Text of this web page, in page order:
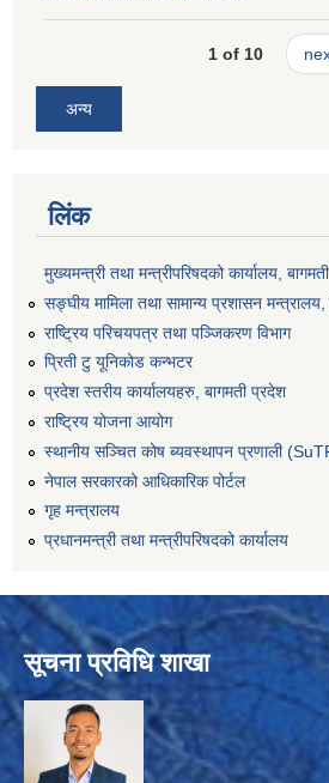
1 of 10
अन्य
लिंक
मुख्यमन्त्री तथा मन्त्रीपरिषदको कार्यालय,
सङ्‍घीय मामिला तथा सामान्य प्रशासन मन्त्रालय,
राष्ट्रिय परिचयपत्र तथा पञ्जिकरण विभाग
प्रिती टु यूनिकोड कन्भटर
प्रदेश स्तरीय कार्यालयहरु, बागमती प्रदेश
राष्ट्रिय योजना आयोग
स्थानीय सञ्चित कोष ब्यवस्थापन प्रणाली
नेपाल सरकारको आधिकारिक पोर्टल
गृह मन्त्रालय
प्रधानमन्त्री तथा मन्त्रीपरिषदको कार्यालय
सूचना प्रविधि शाखा